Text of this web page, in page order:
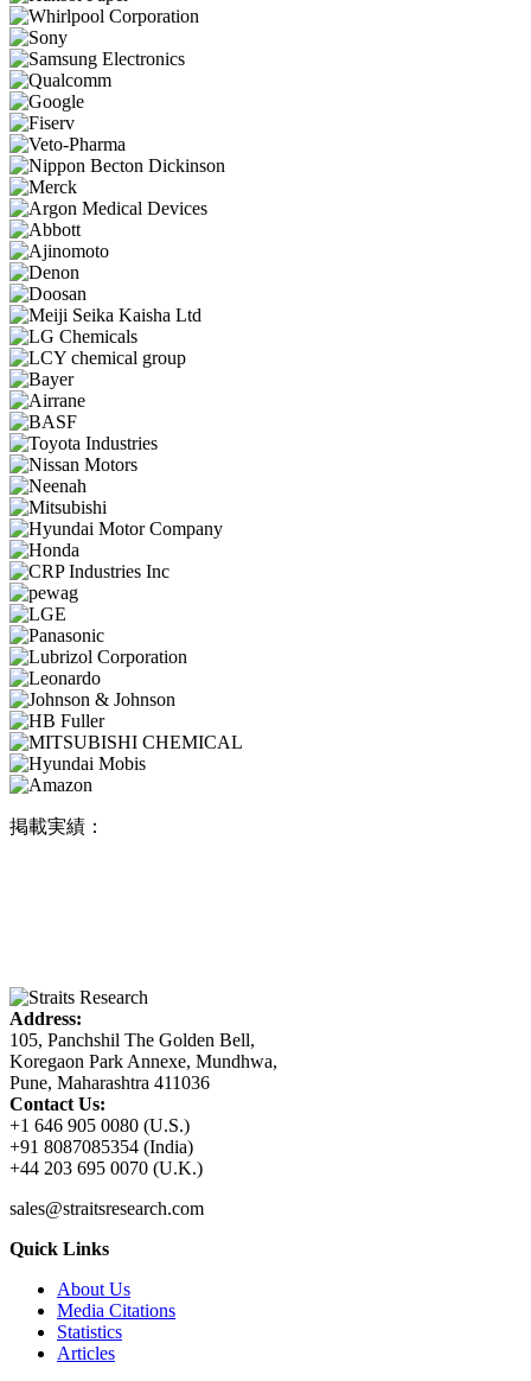
掲載実績：
Address:
105, Panchshil The Golden Bell,
Koregaon Park Annexe, Mundhwa,
Pune, Maharashtra 411036
Contact Us:
+1 646 905 0080 (U.S.)
+91 8087085354 (India)
+44 203 695 0070 (U.K.)
sales@straitsresearch.com
Quick Links
About Us
Media Citations
Statistics
Articles